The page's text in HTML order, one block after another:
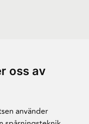
oss av
använder